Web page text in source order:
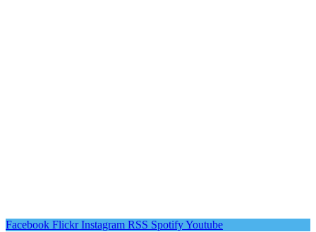
Facebook Flickr Instagram RSS SpotifyYoutube